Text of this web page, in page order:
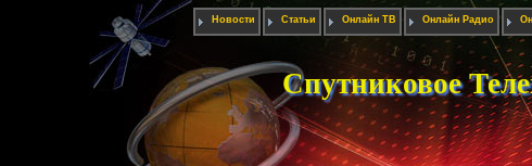
Новости Статьи Онлайн ТВ Онлайн Радио
Спутниковое